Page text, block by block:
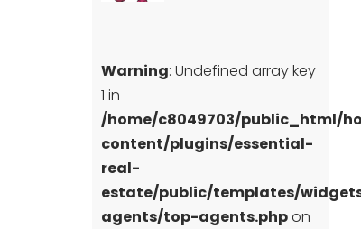
Warning: Undefined array key
1 in
/home/c8049703/public_html/
content/plugins/essential-
real-
estate/public/templates/
agents/top-agents.phpon